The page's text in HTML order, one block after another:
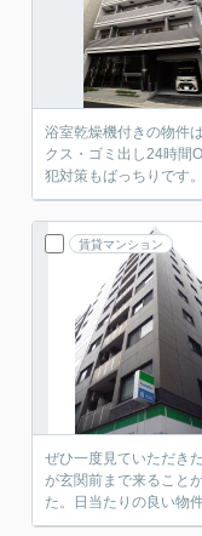
浴室乾燥機付きの物件
クス・ゴミ出し24時間
犯対策もばっちりです
賃貸マンション
ぜひ一度見ていただき
が玄関前まで来ること
た。日当たりの良い物